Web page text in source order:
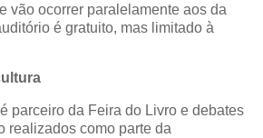
vão ocorrer paralelamente aos da
é gratuito, mas limitado à
parceiro da Feira do Livro e debates
realizados como parte da